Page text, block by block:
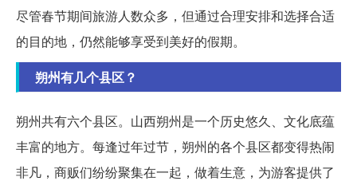
尽管春节期间旅游人数众多，但通过合理安排和选择合适
的目的地，仍然能够享受到美好的假期。
朔州有几个县区？
朔州共有六个县区。山西朔州是一个历史悠久、文化底蕴
丰富的地方。每逢过年过节，朔州的各个县区都变得热闹
非凡，商贩们纷纷聚集在一起，做着生意，为游客提供了